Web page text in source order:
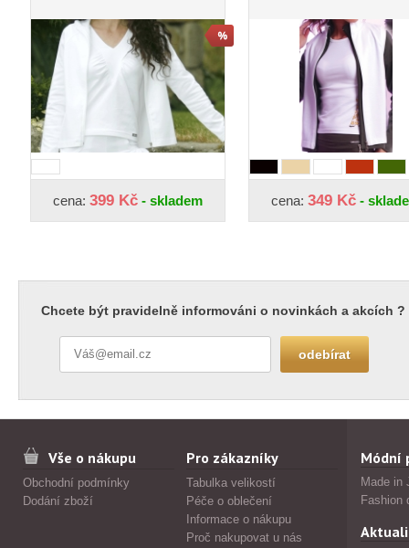
cena: 399 Kč - skladem cena: 349 Kč -
Chcete být pravidelně informováni o novinkách a akcích ?
Vše o nákupu
Obchodní podmínky
Dodání zboží
Pro zákazníky
Tabulka velikostí
Péče o oblečení
Informace o nákupu
Proč nakupovat u nás
Módní
Made in
Fashion